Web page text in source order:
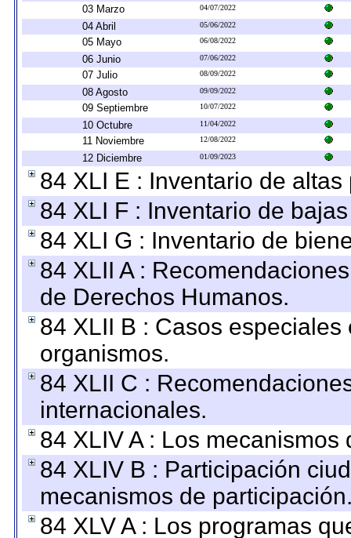
03 Marzo 04/07/2022
04 Abril 05/06/2022
05 Mayo 06/08/2022
06 Junio 07/06/2022
07 Julio 08/09/2022
08 Agosto 09/09/2022
09 Septiembre 10/07/2022
10 Octubre 11/04/2022
11 Noviembre 12/08/2022
12 Diciembre 01/09/2023
84 XLI E : Inventario de
84 XLI F : Inventario de
84 XLI G : Inventario de
84 XLII A :
de Derechos Humanos.
84 XLII B : Casos
organismos.
84 XLII C :
internacionales.
84 XLIV A : Los
84 XLIV B : Participación
mecanismos de
84 XLV A : Los programas